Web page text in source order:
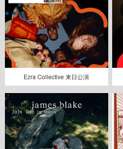
Ezra Collective 来日公演